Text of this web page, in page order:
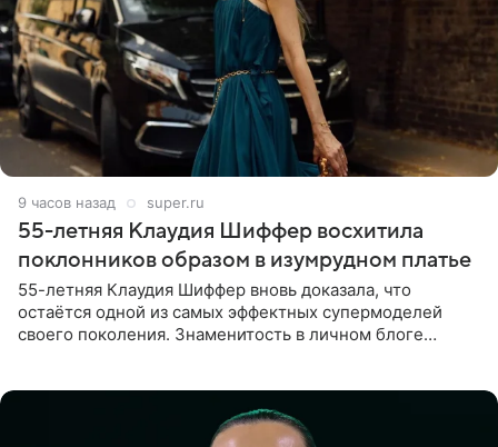
9 часов назад super.ru
55-летняя Клаудия Шиффер восхитила
поклонников образом в изумрудном платье
55-летняя Клаудия Шиффер вновь доказала, что
остаётся одной из самых эффектных супермоделей
своего поколения. Знаменитость в личном блоге